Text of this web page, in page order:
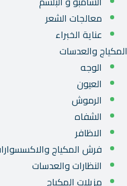
معالجات الشعر
عناية الخبراء
المكياج والعدسات
الوجه
العيون
الرموش
الشفاه
الاظافر
فرش المكياج
النظارات والعدسات
مزيلات المكياج